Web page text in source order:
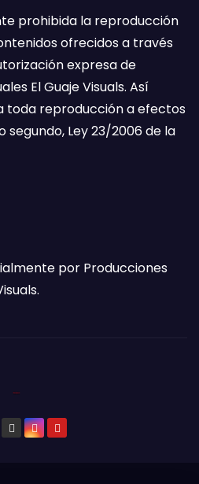
prohibida la reproducción
ofrecidos a través
expresa de
El Guaje Visuals. Así
toda reproducción a efectos
segundo, Ley 23/2006 de la
por Producciones